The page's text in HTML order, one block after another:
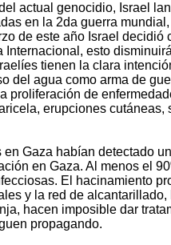
actual genocidio, Israel
en la 2da guerra
de este año Israel
esto
tienen la clara
del agua como arma de
proliferación de
erupciones
Gaza habían detectado
en Gaza. Al menos el
El hacinamiento
y la red de
hacen imposible dar
propagando.